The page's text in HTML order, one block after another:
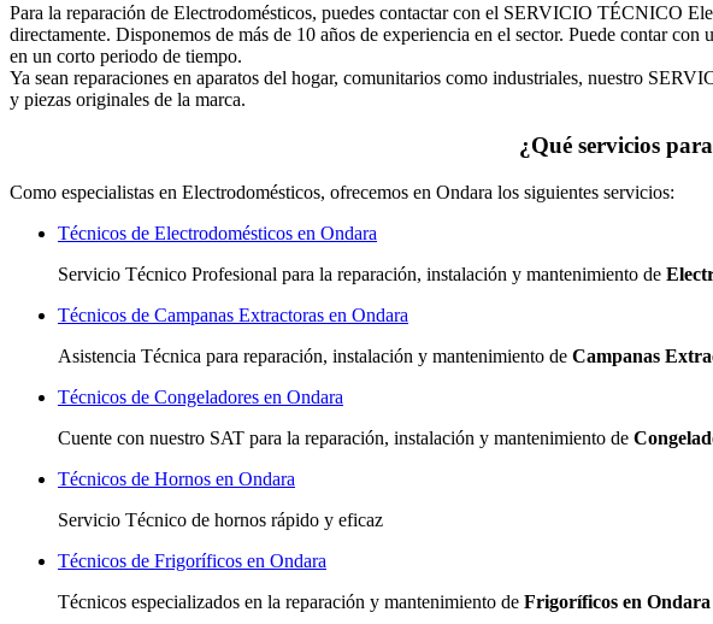
Para la reparación de Electrodomésticos, puedes contactar con el SERVICIO TÉCNICO
directamente. Disponemos de más de 10 años de experiencia en el sector. Puede contar
en un corto periodo de tiempo.
Ya sean reparaciones en aparatos del hogar, comunitarios como industriales, nuestro
y piezas originales de la marca.
¿Qué servicios
Como especialistas en Electrodomésticos, ofrecemos en Ondara los siguientes servicios:
Técnicos de Electrodomésticos en Ondara
Servicio Técnico Profesional para la reparación, instalación y mantenimiento de
Técnicos de Campanas Extractoras en Ondara
Asistencia Técnica para reparación, instalación y mantenimiento de Campanas
Técnicos de Congeladores en Ondara
Cuente con nuestro SAT para la reparación, instalación y mantenimiento de
Técnicos de Hornos en Ondara
Servicio Técnico de hornos rápido y eficaz
Técnicos de Frigoríficos en Ondara
Técnicos especializados en la reparación y mantenimiento de Frigoríficos en Ondara